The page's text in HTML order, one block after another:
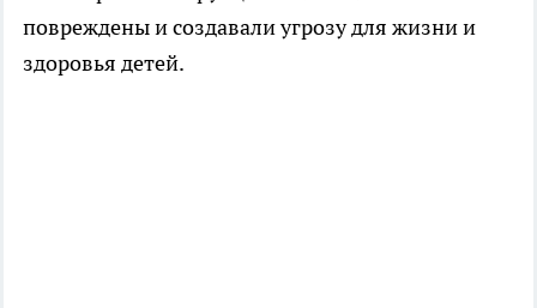
повреждены и создавали угрозу для жизни и
здоровья детей.